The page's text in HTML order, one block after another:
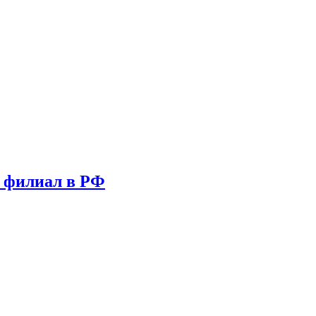
филиал в РФ